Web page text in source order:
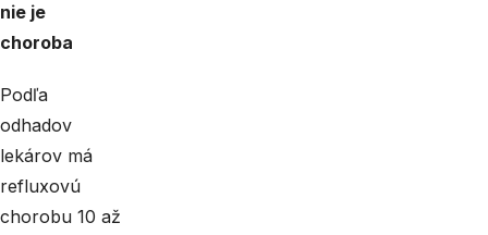
nie je
choroba
Podľa
odhadov
lekárov má
refluxovú
chorobu 10 až